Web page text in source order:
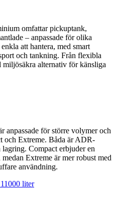
omfattar pickuptank,
– anpassade för olika
att hantera, med smart
och tankning. Från flexibla
alternativ för känsliga
anpassade för större volymer och
och Extreme. Båda är ADR-
Compact erbjuder en
Extreme är mer robust med
användning.